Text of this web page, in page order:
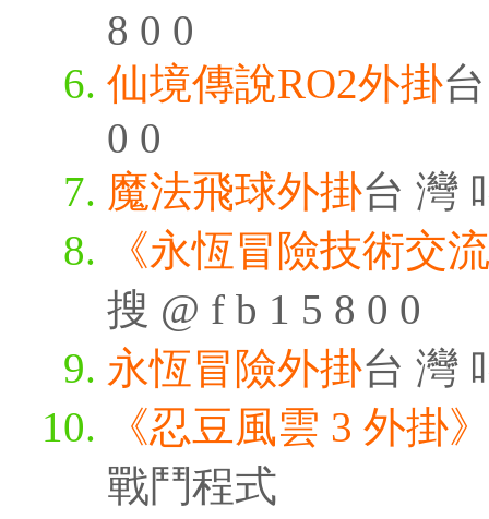
8 0 0
仙境傳說RO2外掛
0 0
魔法飛球外掛台 灣
《永恆冒險技術交
搜 @ f b 1 5 8 0 0
永恆冒險外掛台 灣
《忍豆風雲 3 外掛
戰鬥程式